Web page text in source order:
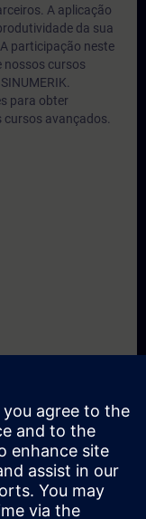
A aplicação
da sua
participação neste
nossos cursos
para obter
avançados.
will be notified